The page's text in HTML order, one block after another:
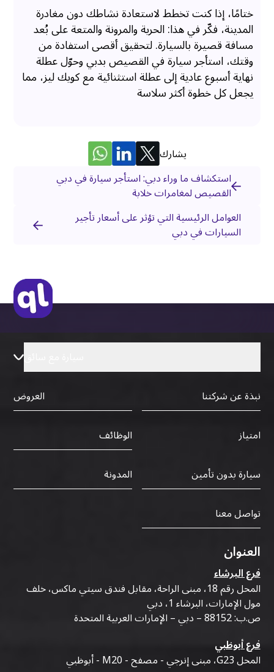
ختامًا، إذا كنت تخطط لاستعادة نشاطك دون مغادرة
المدينة، فكّر في هذا: الحرية والمرونة والمتعة على بُعد
مسافة قصيرة بالسيارة. لتحقيق أقصى استفادة من
وقتك، استأجر سيارة في القصيص بدبي وحوّل عطلة
نهاية أسبوع عادية إلى عطلة استثنائية مع كويك ليز، مما
يجعل كل خطوة أكثر سلاسة
يشارك
استكشاف ما وراء دبي: استأجر سيارة في دبي
القصيص لمغامرات خلابة
العوامل الرئيسية التي تؤثر على أسعار تأجير
السيارات في دبي
نبذة عن شركتنا
العروض
امتياز
الوظائف
سيارة بدون تأمين
المدونة
تواصل معنا
العنوان
فرع البرشاء
المحل رقم 18، مبنى الراحة، مقابل فندق سيتي ماكس، خلف
مول الإمارات، البرشاء 1، دبي
ص.ب: 88152 – دبي – الإمارات العربية المتحدة
فرع أبوظبي
المحل G23، مبنى إنرجي - مصفح - M20 - أبوظبي